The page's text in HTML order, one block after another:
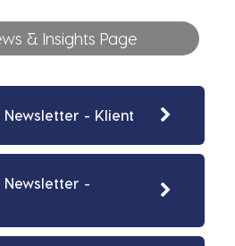
& Insights Page
Newsletter - Klient
Newsletter -